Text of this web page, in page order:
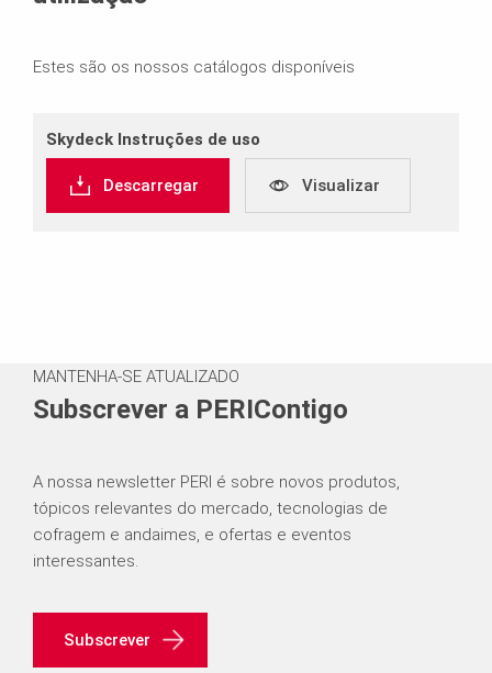
Estes são os nossos catálogos disponíveis
Skydeck Instruções de uso
Descarregar Visualizar
MANTENHA-SE ATUALIZADO
Subscrever a PERIContigo
A nossa newsletter PERI é sobre novos produtos,
tópicos relevantes do mercado, tecnologias de
cofragem e andaimes, e ofertas e eventos
interessantes.
Subscrever